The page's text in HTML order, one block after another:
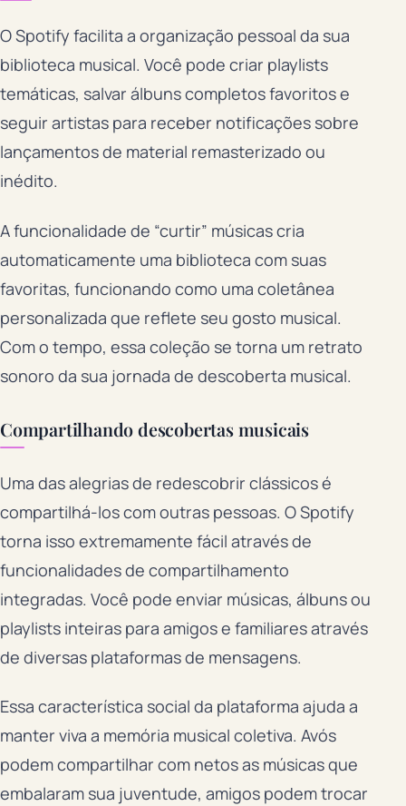
O Spotify facilita a organização pessoal da sua
biblioteca musical. Você pode criar playlists
temáticas, salvar álbuns completos favoritos e
seguir artistas para receber notificações sobre
lançamentos de material remasterizado ou
inédito.
A funcionalidade de “curtir” músicas cria
automaticamente uma biblioteca com suas
favoritas, funcionando como uma coletânea
personalizada que reflete seu gosto musical.
Com o tempo, essa coleção se torna um retrato
sonoro da sua jornada de descoberta musical.
Compartilhando descobertas musicais
Uma das alegrias de redescobrir clássicos é
compartilhá-los com outras pessoas. O Spotify
torna isso extremamente fácil através de
funcionalidades de compartilhamento
integradas. Você pode enviar músicas, álbuns ou
playlists inteiras para amigos e familiares através
de diversas plataformas de mensagens.
Essa característica social da plataforma ajuda a
manter viva a memória musical coletiva. Avós
podem compartilhar com netos as músicas que
embalaram sua juventude, amigos podem trocar